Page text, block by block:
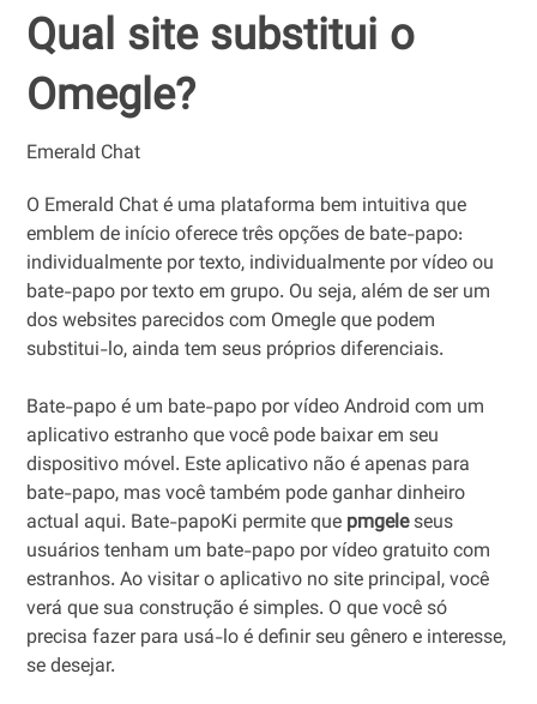
Qual site substitui o
Omegle?
Emerald Chat
O Emerald Chat é uma plataforma bem intuitiva que
emblem de início oferece três opções de bate-papo:
individualmente por texto, individualmente por vídeo ou
bate-papo por texto em grupo. Ou seja, além de ser um
dos websites parecidos com Omegle que podem
substitui-lo, ainda tem seus próprios diferenciais.
Bate-papo é um bate-papo por vídeo Android com um
aplicativo estranho que você pode baixar em seu
dispositivo móvel. Este aplicativo não é apenas para
bate-papo, mas você também pode ganhar dinheiro
actual aqui. Bate-papoKi permite que pmgeleseus
usuários tenham um bate-papo por vídeo gratuito com
estranhos. Ao visitar o aplicativo no site principal, você
verá que sua construção é simples. O que você só
precisa fazer para usá-lo é definir seu gênero e interesse,
se desejar.